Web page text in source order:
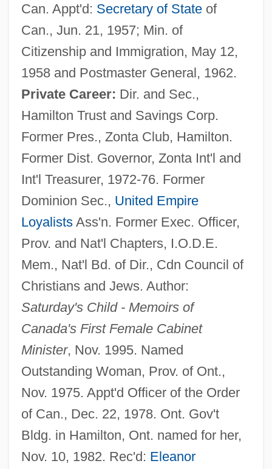
Can. Appt'd: Secretary of Stateof
Can., Jun. 21, 1957; Min. of
Citizenship and Immigration, May 12,
1958 and Postmaster General, 1962.
Private Career: Dir. and Sec.,
Hamilton Trust and Savings Corp.
Former Pres., Zonta Club, Hamilton.
Former Dist. Governor, Zonta Int'l and
Int'l Treasurer, 1972-76. Former
Dominion Sec., United Empire
LoyalistsAss'n. Former Exec. Officer,
Prov. and Nat'l Chapters, I.O.D.E.
Mem., Nat'l Bd. of Dir., Cdn Council of
Christians and Jews. Author:
Saturday's Child - Memoirs of
Canada's First Female Cabinet
Minister, Nov. 1995. Named
Outstanding Woman, Prov. of Ont.,
Nov. 1975. Appt'd Officer of the Order
of Can., Dec. 22, 1978. Ont. Gov't
Bldg. in Hamilton, Ont. named for her,
Nov. 10, 1982. Rec'd: Eleanor